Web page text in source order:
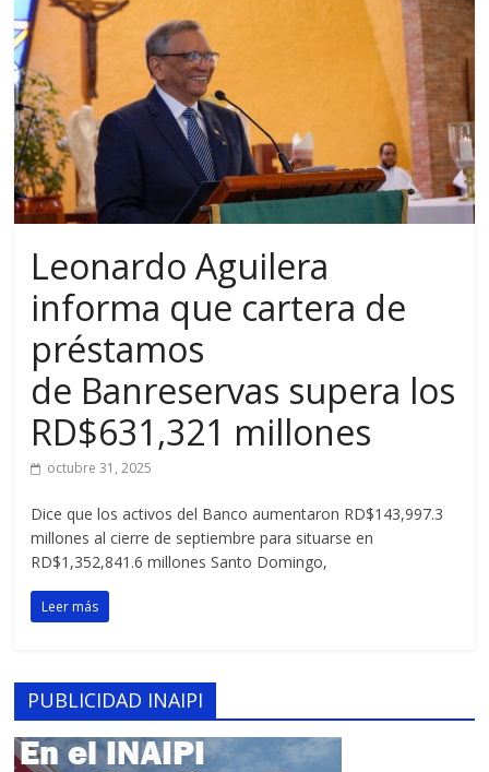
Leonardo Aguilera
informa que cartera de
préstamos
de Banreservas supera los
RD$631,321 millones
octubre 31, 2025
Dice que los activos del Banco aumentaron RD$143,997.3
millones al cierre de septiembre para situarse en
RD$1,352,841.6 millones Santo Domingo,
Leer más
PUBLICIDAD INAIPI